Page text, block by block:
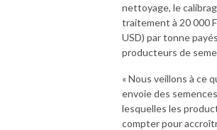
nettoyage, le
traitement à 20 000
USD) par tonne
producteurs de
« Nous veillons à ce
envoie des
lesquelles les
compter pour